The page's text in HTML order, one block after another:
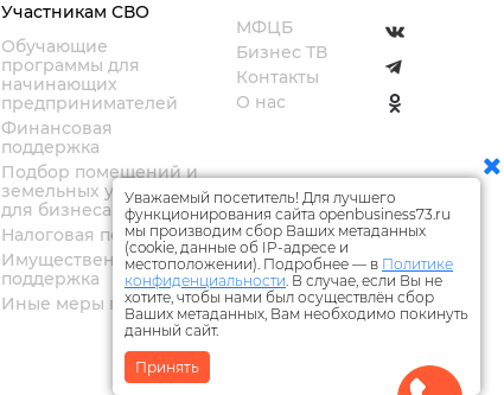
Участникам СВО
Обучающие
программы для
начинающих
предпринимателей
Финансовая
поддержка
Подбор помещений и
земельных участков
для бизнеса
Налоговая поддержка
Имущественная
поддержка
Иные меры поддержки
МФЦБ
Бизнес ТВ
Контакты
О нас
Уважаемый посетитель! Для лучшего
функционирования сайта openbusiness73.ru
мы производим сбор Ваших метаданных
(cookie, данные об IP-адресе и
местоположении). Подробнее — в Политике
конфиденциальности. В случае, если Вы не
хотите, чтобы нами был осуществлён сбор
Ваших метаданных, Вам необходимо покинуть
данный сайт.